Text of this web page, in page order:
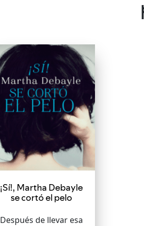
¡Sí!, Martha Debayle
se cortó el pelo
Después de llevar esa